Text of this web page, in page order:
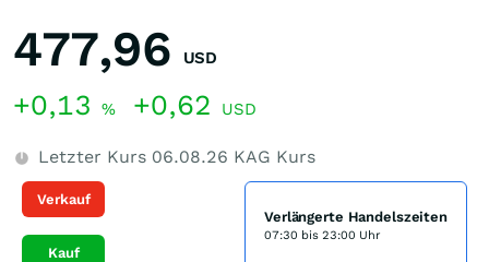
477,96 USD
+0,13 % +0,62 USD
Letzter Kurs 06.08.26 KAG Kurs
Verkauf
Kauf
Verlängerte Handelszeiten
07:30 bis 23:00 Uhr